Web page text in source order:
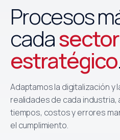
Procesos
cadasector
estratégico.
Adaptamos la digitalización y
realidades de cada industria,
tiempos, costos y errores
el cumplimiento.